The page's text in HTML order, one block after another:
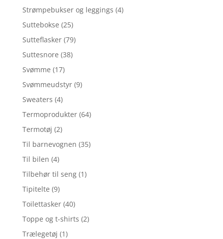
Strømpebukser og leggings (4)
Suttebokse (25)
Sutteflasker (79)
Suttesnore (38)
Svømme (17)
Svømmeudstyr (9)
Sweaters (4)
Termoprodukter (64)
Termotøj (2)
Til barnevognen (35)
Til bilen (4)
Tilbehør til seng (1)
Tipitelte (9)
Toilettasker (40)
Toppe og t-shirts (2)
Trælegetøj (1)